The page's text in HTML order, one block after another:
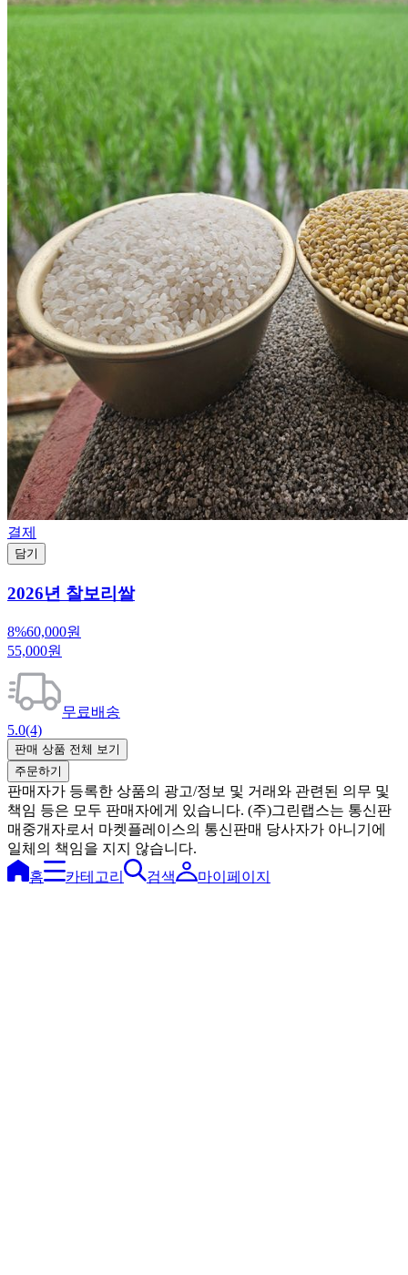
결제
담기
2026년 찰보리쌀
8%60,000원
55,000원
무료배송
5.0(4)
판매 상품 전체 보기
주문하기
판매자가 등록한 상품의 광고/정보 및 거래와 관련된 의무 및
책임 등은 모두 판매자에게 있습니다. (주)그린랩스는 통신판
매중개자로서 마켓플레이스의 통신판매 당사자가 아니기에
일체의 책임을 지지 않습니다.
홈
카테고리 검색 마이페이지